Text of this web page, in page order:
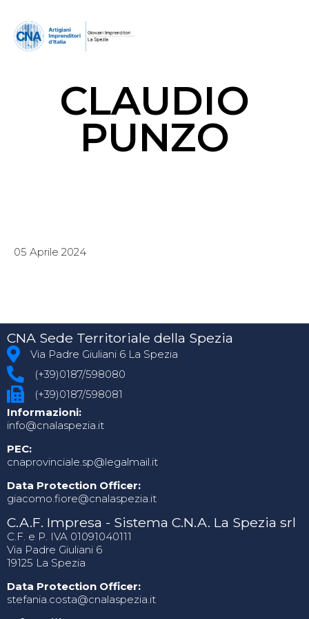
CLAUDIO
PUNZO
05 Aprile 2024
CNA Sede Territoriale della Spezia
Via Padre Giuliani 6 La Spezia
(+39)0187/598080
(+39)0187/598081
Informazioni:
info@cnalaspezia.it
PEC:
cnaprovinciale.sp@legalmail.it
Data Protection Officer:
giacomo.fiore@cnalaspezia.it
C.A.F. Impresa - Sistema C.N.A. La Spezia srl
C.F. e P. IVA 01091040111
Via Padre Giuliani 6
19125 La Spezia
Data Protection Officer:
stefania.costa@cnalaspezia.it